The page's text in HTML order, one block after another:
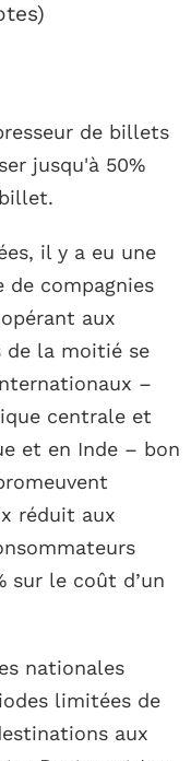
de billets
jusqu'à 50%
il y a eu une
de compagnies
aux
de la moitié se
–
centrale et
et en Inde – bon
réduit aux
sur le coût d’un
nationales
limitées de
aux